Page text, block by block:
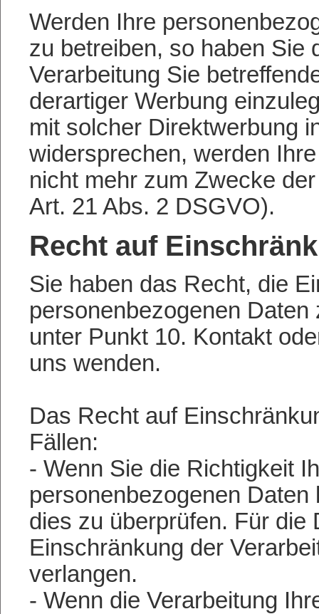
Werden Ihre
zu betreiben, so haben Sie
Verarbeitung Sie
derartiger Werbung
mit solcher Direktwerbung
widersprechen, werden
nicht mehr zum Zwecke
Art. 21 Abs. 2 DSGVO).
Recht auf
Sie haben das Recht, die
personenbezogenen
unter Punkt 10. Kontakt
uns wenden.
Das Recht auf
Fällen:
- Wenn Sie die Richtigkeit
personenbezogenen
dies zu überprüfen. Für die
Einschränkung der
verlangen.
- Wenn die Verarbeitung